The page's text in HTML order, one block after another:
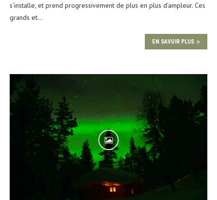
s’installe, et prend progressivement de plus en plus d’ampleur. Ces
grands et…
EN SAVOIR PLUS